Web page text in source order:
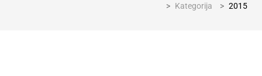
> Kategorija > 2015